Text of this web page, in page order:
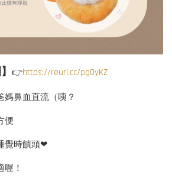
👉https://reurl.cc/pg0yKZ
媽鼻血直流（咦？
便
覺時饋頭❤
！